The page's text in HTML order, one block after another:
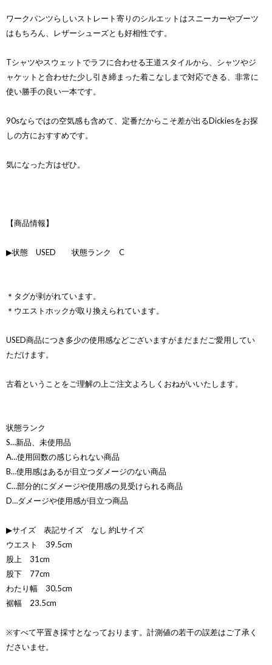
ワークパンツらしいストレート寄りのシルエットはスニーカーやブーツ
はもちろん、レザーシューズとも好相性です。
Tシャツやスウェットでラフに合わせる王道スタイルから、シャツやジ
ャケットと合わせた少し引き締まった着こなしまで対応できる、非常に
使い勝手の良い一本です。
90sならではの空気感も含めて、定番だからこそ差が出るDickiesをお探
しの方におすすめです。
気になった方はぜひ。
【商品情報】
▶状態 USED 状態ランク C
＊タグが剥がれています。
＊ウエストホックが取り換えられています。
USED商品につき多少の使用感などございますがまだまだご愛用してい
ただけます。
古着ということをご理解の上ご注文よろしくおねがいいたします。
状態ランク
S…新品、未使用品
A…使用回数の感じられない商品
B…使用感はあるが目立つダメージのない商品
C…部分的にダメージや使用感の見受けられる商品
D…ダメージや使用感が目立つ商品
▶サイズ 表記サイズ なし 約Lサイズ
ウエスト 39.5cm
股上 31cm
股下 77cm
わたり幅 30.5cm
裾幅 23.5cm
※すべて平置き採寸となっております。計測値の若干の誤差はご了承く
ださいませ。